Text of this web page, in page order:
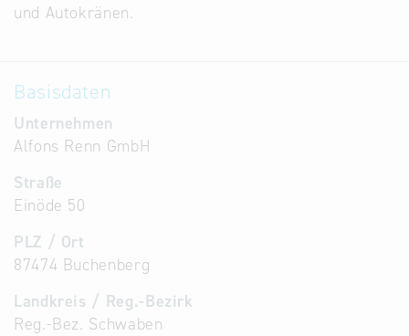
und Autokränen.
Basisdaten
Unternehmen
Alfons Renn GmbH
Straße
Einöde 50
PLZ / Ort
87474 Buchenberg
Landkreis / Reg.-Bezirk
Reg.-Bez. Schwaben